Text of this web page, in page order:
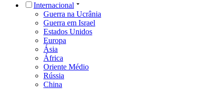
Internacional
Guerra na Ucrânia
Guerra em Israel
Estados Unidos
Europa
Ásia
África
Oriente Médio
Rússia
China